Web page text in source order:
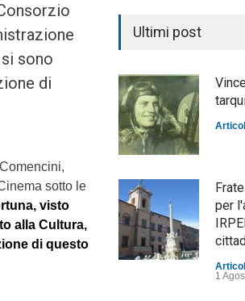
sono
di
sotto le
visto
alla Cultura,
di questo
Ultimi post
per
1